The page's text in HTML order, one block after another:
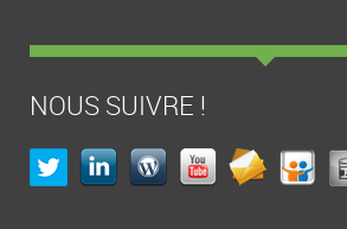
NOUS SUIVRE !